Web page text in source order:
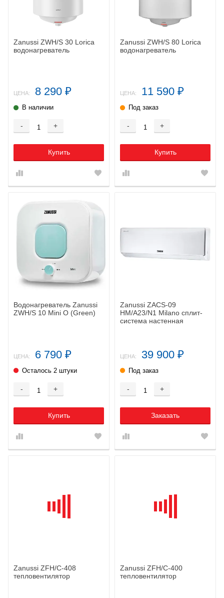
Zanussi ZWH/S 30 Lorica
водонагреватель
ЦЕНА: 8 290 ₽
В наличии
- +
Купить
Zanussi ZWH/S 80 Lorica
водонагреватель
ЦЕНА: 11 590 ₽
Под заказ
- +
Купить
Водонагреватель Zanussi
ZWH/S 10 Mini О (Green)
ЦЕНА: 6 790 ₽
Осталось 2 штуки
- +
Купить
Zanussi ZACS-09
HM/A23/N1 Milano сплит-
система настенная
ЦЕНА: 39 900 ₽
Под заказ
- +
Заказать
Zanussi ZFH/C-408
тепловентилятор
Zanussi ZFH/C-400
тепловентилятор